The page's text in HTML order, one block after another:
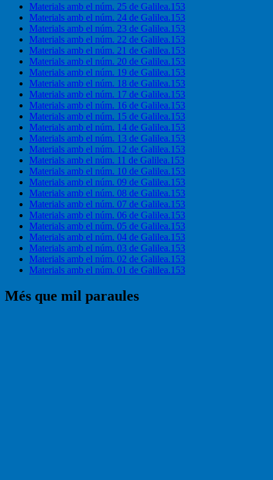
Materials amb el núm. 25 de Galilea.153
Materials amb el núm. 24 de Galilea.153
Materials amb el núm. 23 de Galilea.153
Materials amb el núm. 22 de Galilea.153
Materials amb el núm. 21 de Galilea.153
Materials amb el núm. 20 de Galilea.153
Materials amb el núm. 19 de Galilea.153
Materials amb el núm. 18 de Galilea.153
Materials amb el núm. 17 de Galilea.153
Materials amb el núm. 16 de Galilea.153
Materials amb el núm. 15 de Galilea.153
Materials amb el núm. 14 de Galilea.153
Materials amb el núm. 13 de Galilea.153
Materials amb el núm. 12 de Galilea.153
Materials amb el núm. 11 de Galilea.153
Materials amb el núm. 10 de Galilea.153
Materials amb el núm. 09 de Galilea.153
Materials amb el núm. 08 de Galilea.153
Materials amb el núm. 07 de Galilea.153
Materials amb el núm. 06 de Galilea.153
Materials amb el núm. 05 de Galilea.153
Materials amb el núm. 04 de Galilea.153
Materials amb el núm. 03 de Galilea.153
Materials amb el núm. 02 de Galilea.153
Materials amb el núm. 01 de Galilea.153
Més que mil paraules